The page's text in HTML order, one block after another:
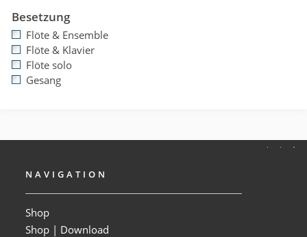
Besetzung
Flöte & Ensemble
Flöte & Klavier
Flöte solo
Gesang
NAVIGATION
Shop
Shop | Download